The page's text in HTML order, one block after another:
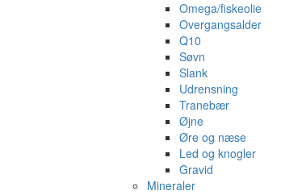
Omega/fiskeolie
Overgangsalder
Q10
Søvn
Slank
Udrensning
Tranebær
Øjne
Øre og næse
Led og knogler
Gravid
Mineraler